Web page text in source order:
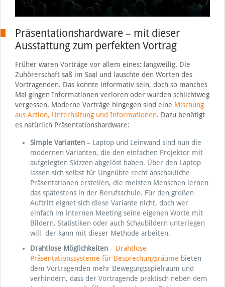
Präsentationshardware – mit dieser
Ausstattung zum perfekten Vortrag
Früher waren Vorträge vor allem eines: langweilig. Die
Zuhörerschaft saß im Saal und lauschte den Worten des
Vortragenden. Das konnte informativ sein, doch so manches
Mal gingen Informationen verloren oder wurden schlichtweg
vergessen. Moderne Vorträge hingegen sind eine Mischung
aus Action, Unterhaltung und Informationen. Dazu benötigt
es natürlich Präsentationshardware:
Simple Varianten– Laptop und Leinwand sind nun die
modernen Varianten, die den einfachen Projektor mit
aufgelegten Skizzen abgelöst haben. Über den Laptop
lassen sich selbst für Ungeübte recht anschauliche
Präsentationen erstellen, die meisten Menschen lernen
das spätestens in der Berufsschule. Für den großen
Auftritt eignet sich diese Variante nicht, doch wer
einfach im internen Meeting seine eigenen Worte mit
Bildern, Statistiken oder auch Schaubildern unterlegen
will, der kann mit dieser Methode arbeiten.
Drahtlose Möglichkeiten– Drahtlose
Präsentationssysteme für Besprechungsräume bieten
dem Vortragenden mehr Bewegungsspielraum und
verhindern, dass der Vortragende praktisch neben dem